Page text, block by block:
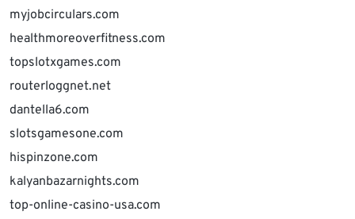
myjobcirculars.com
healthmoreoverfitness.com
topslotxgames.com
routerloggnet.net
dantella6.com
slotsgamesone.com
hispinzone.com
kalyanbazarnights.com
top-online-casino-usa.com